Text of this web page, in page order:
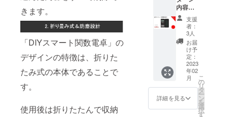
きます。
「DIYスマート関数電卓」の
デザインの特徴は、折りた
たみ式の本体であることで
す。
使用後は折りたたんで収納
けます
様お願
い致し
ます。
2023年
03月頃
からオ
ンライ
ショッ
にて一
般販売
合、正
規販売
価格が
販売予
定価格
より下
がる可
能性も
ござい
ます。
類似商
品が発
状況、
使用部
材の供
給状
況、製
造工程
上の都
合等に
より出
荷時期
が遅れ
る場合
内容：
DIYス
マート
関数電
卓x 2
セット
・一般
販売予
定価
格：
10,960
円 ※リ
ターン
はすべ
支援
者：
3人
お届
け予
定：
2023
年02
月
詳細を見る
こ
の
リ
タ
ー
ン
を
選
択
す